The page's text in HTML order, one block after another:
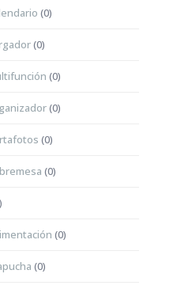
(0)
(0)
(0)
(0)
(0)
(0)
(0)
(0)